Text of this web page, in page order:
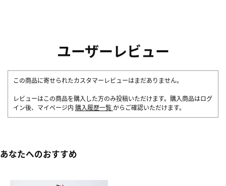
ユーザーレビュー
この商品に寄せられたカスタマーレビューはまだありません。
レビューはこの商品を購入した方のみ投稿いただけます。購入商品はログ
イン後、マイページ内 購入履歴一覧 からご確認いただけます。
あなたへのおすすめ